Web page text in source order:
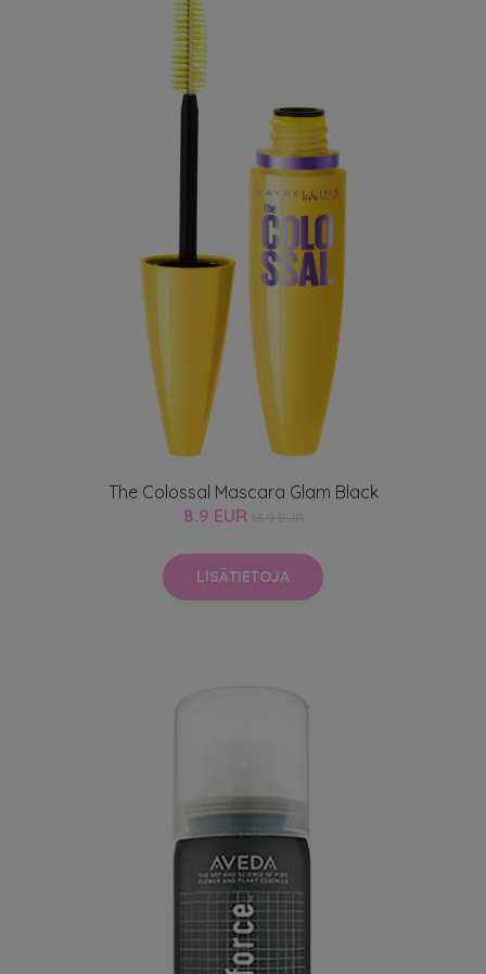
The Colossal Mascara Glam Black
8.9 EUR
LISÄTIETOJA